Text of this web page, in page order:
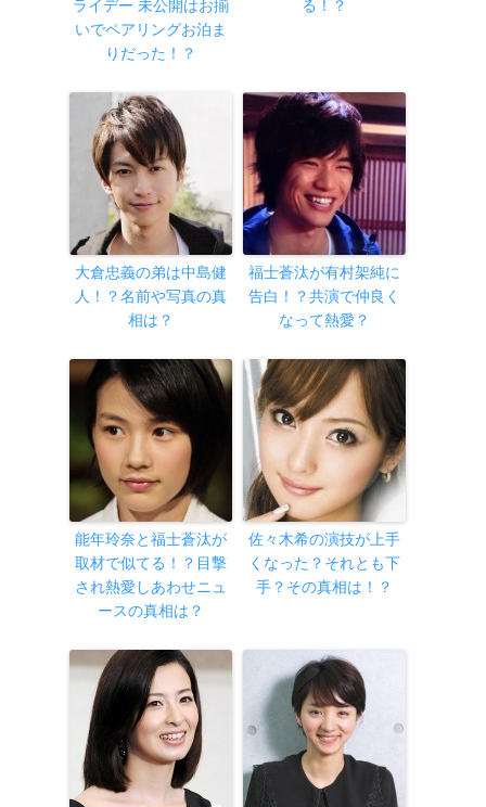
ライデー 未公開はお揃
いでペアリングお泊ま
りだった！？
る！？
大倉忠義の弟は中島健
人！？名前や写真の真
相は？
福士蒼汰が有村架純に
告白！？共演で仲良く
なって熱愛？
能年玲奈と福士蒼汰が
取材で似てる！？目撃
され熱愛しあわせニュ
ースの真相は？
佐々木希の演技が上手
くなった？それとも下
手？その真相は！？